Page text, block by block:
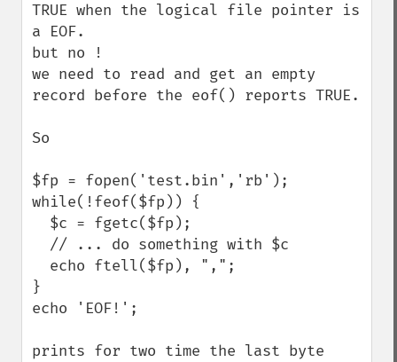
TRUE when the logical file pointer is
a EOF.
but no !
we need to read and get an empty
record before the eof() reports TRUE.
So
$fp = fopen('test.bin','rb');
while(!feof($fp)) {
}
echo 'EOF!';
prints for two time the last byte